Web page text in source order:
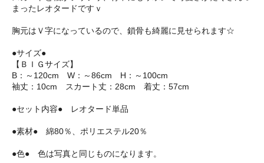
まったレオタードですｖ
胸元はＶ字になっているので、鎖骨も綺麗に見せられます☆
●サイズ●
【ＢＩＧサイズ】
B：～120cm W：～86cm H：～100cm
袖丈：10cm スカート丈：28cm 着丈：57cm
●セット内容● レオタード単品
●素材● 綿80％、ポリエステル20％
●色● 色は写真と同じものになります。